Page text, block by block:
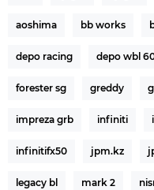
aoshima bb works
depo racing depo wbl
forester sg greddy
impreza grb infiniti
infinitifx50 jpm.kz
legacy bl mark 2